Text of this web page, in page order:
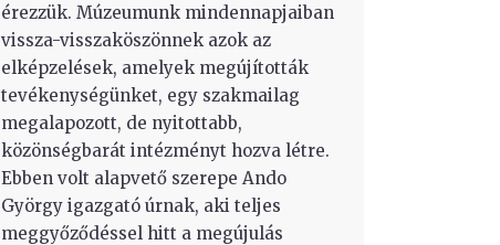
érezzük. Múzeumunk mindennapjaiban
vissza-visszaköszönnek azok az
elképzelések, amelyek megújították
tevékenységünket, egy szakmailag
megalapozott, de nyitottabb,
közönségbarát intézményt hozva létre.
Ebben volt alapvető szerepe Ando
György igazgató úrnak, aki teljes
meggyőződéssel hitt a megújulás